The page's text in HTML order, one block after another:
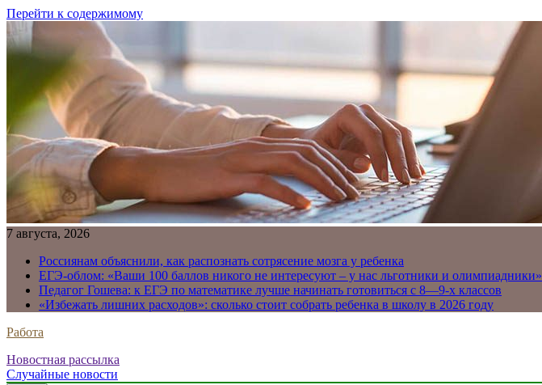
Перейти к содержимому
7 августа, 2026
Россиянам объяснили, как распознать сотрясение мозга у ребенка
ЕГЭ-облом: «Ваши 100 баллов никого не интересуют – у нас льготники и олимпиадники»
Педагог Гошева: к ЕГЭ по математике лучше начинать готовиться с 8—9-х классов
«Избежать лишних расходов»: сколько стоит собрать ребенка в школу в 2026 году
Работа
Новостная рассылка
Случайные новости